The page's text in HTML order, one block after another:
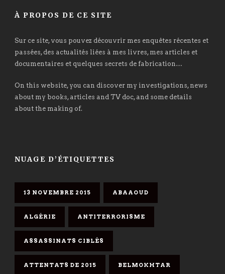
À PROPOS DE CE SITE
Sur ce site, vous pouvez découvrir mes enquêtes récentes et
passées, des actualités liées à mes livres, mes articles et
documentaires et quelques secrets de fabrication…
On this website, you can discover my investigations, news
about my books, articles and TV doc, and some details
about the making of.
NUAGE D’ÉTIQUETTES
13 NOVEMBRE 2015 ABAAOUD
ALGÉRIE ANTITERRORISME
ASSASSINATS CIBLÉS
ATTENTATS DE 2015 BELMOKHTAR